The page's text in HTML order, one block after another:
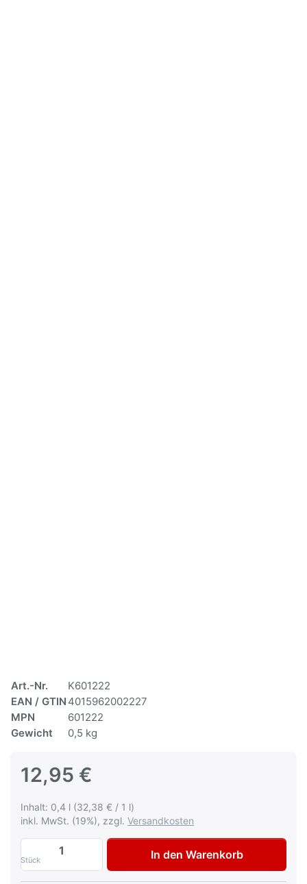
Art.-Nr.
K601222
EAN / GTIN 4015962002227
MPN
601222
Gewicht
0,5 kg
12,95 €
Inhalt: 0,4 l (32,38 € / 1 l)
inkl. MwSt. (19%), zzgl. Versandkosten
Stück
Autolack Skoda LB7W Tungsten Silver
In den Warenkorb